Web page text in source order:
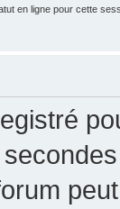
en ligne pour cette